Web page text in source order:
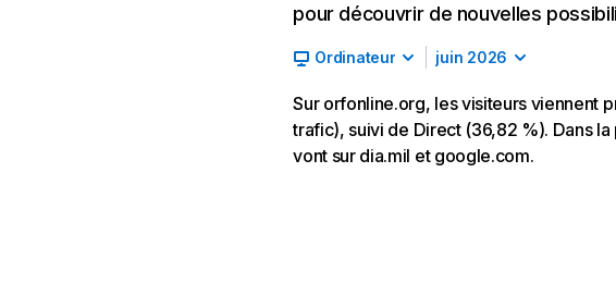
pour découvrir de nouvelles
Ordinateur juin 2026
Sur orfonline.org, les visiteurs viennent
trafic), suivi de Direct (36,82 %). Dans
vont sur dia.mil et google.com.